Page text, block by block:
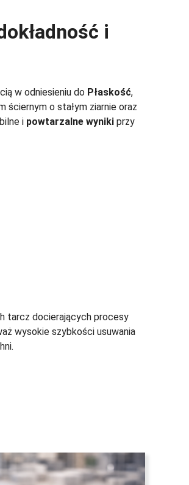
i
w odniesieniu do Płaskość,
ściernym o stałym ziarnie oraz
i powtarzalne wyniki przy
tarcz docierających procesy
wysokie szybkości usuwania